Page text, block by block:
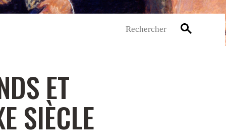
ET
SIÈCLE